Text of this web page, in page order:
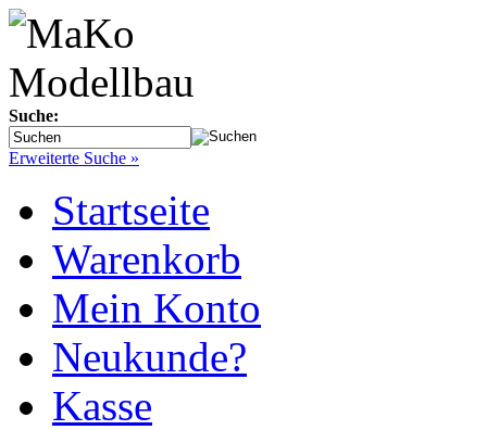
Suche:
Erweiterte Suche »
Startseite
Warenkorb
Mein Konto
Neukunde?
Kasse